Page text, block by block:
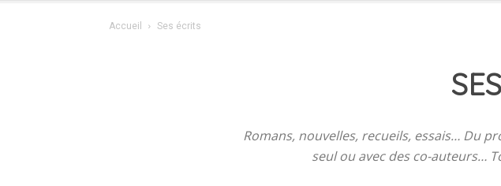
Accueil Ses écrits
Romans, nouvelles, recueils, essais… Du
seul ou avec des co-auteurs…